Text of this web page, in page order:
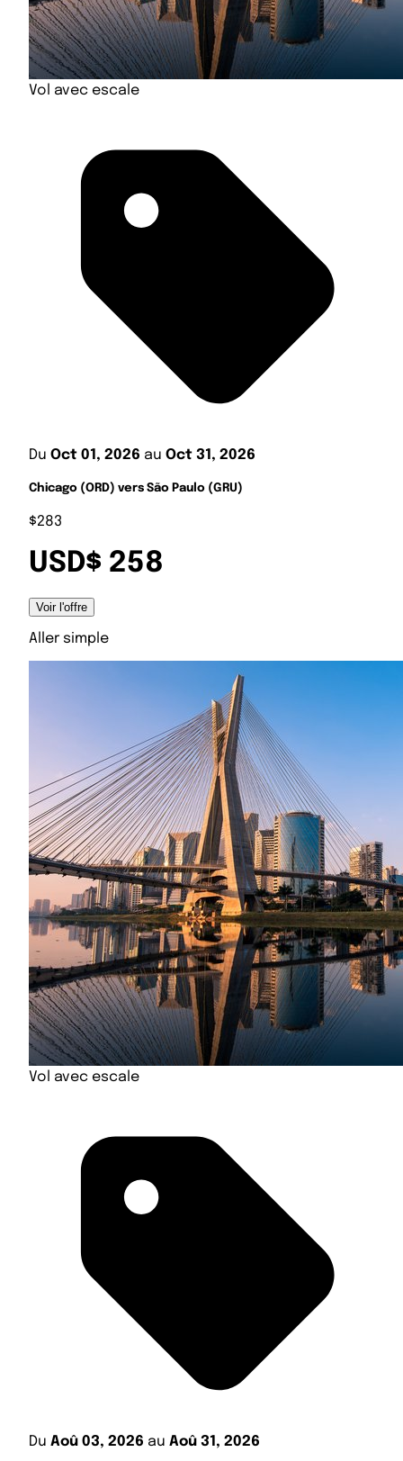
Vol avec escale
Du Oct 01, 2026 au Oct 31, 2026
Chicago (ORD) vers São Paulo (GRU)
$283
USD$ 258
Voir l'offre
Aller simple
Vol avec escale
Du Aoû 03, 2026 au Aoû 31, 2026